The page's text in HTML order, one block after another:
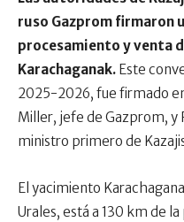
ruso Gazprom firmaron
procesamiento y venta
Karachaganak. Este
2025-2026, fue firmado
Miller, jefe de Gazprom, y
ministro primero de
El yacimiento
Urales, está a 130 km de